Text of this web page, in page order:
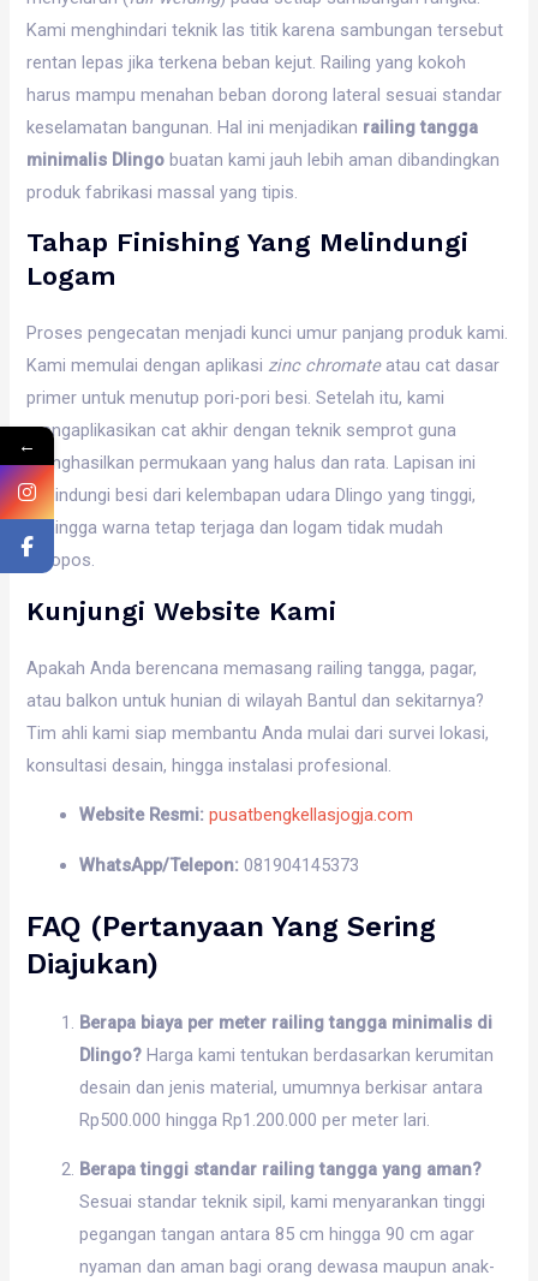
Kami menghindari teknik las titik karena sambungan tersebut
rentan lepas jika terkena beban kejut. Railing yang kokoh
harus mampu menahan beban dorong lateral sesuai standar
keselamatan bangunan. Hal ini menjadikan railing tangga
minimalis Dlingo buatan kami jauh lebih aman dibandingkan
produk fabrikasi massal yang tipis.
Tahap Finishing Yang Melindungi
Logam
Proses pengecatan menjadi kunci umur panjang produk kami.
Kami memulai dengan aplikasizinc chromateatau cat dasar
primer untuk menutup pori-pori besi. Setelah itu, kami
mengaplikasikan cat akhir dengan teknik semprot guna
menghasilkan permukaan yang halus dan rata. Lapisan ini
melindungi besi dari kelembapan udara Dlingo yang tinggi,
sehingga warna tetap terjaga dan logam tidak mudah
keropos.
Kunjungi Website Kami
Apakah Anda berencana memasang railing tangga, pagar,
atau balkon untuk hunian di wilayah Bantul dan sekitarnya?
Tim ahli kami siap membantu Anda mulai dari survei lokasi,
konsultasi desain, hingga instalasi profesional.
Website Resmi: pusatbengkellasjogja.com
WhatsApp/Telepon: 081904145373
FAQ (Pertanyaan Yang Sering
Diajukan)
Berapa biaya per meter railing tangga minimalis di
Dlingo? Harga kami tentukan berdasarkan kerumitan
desain dan jenis material, umumnya berkisar antara
Rp500.000 hingga Rp1.200.000 per meter lari.
Berapa tinggi standar railing tangga yang aman?
Sesuai standar teknik sipil, kami menyarankan tinggi
pegangan tangan antara 85 cm hingga 90 cm agar
nyaman dan aman bagi orang dewasa maupun anak-
←